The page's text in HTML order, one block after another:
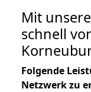
Mit
schnell
Folgende
Netzwerk zu